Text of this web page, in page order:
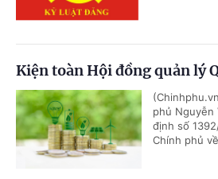
Kiện toàn Hội đồng quản lý
phủ Nguyễn
định số
Chính phủ